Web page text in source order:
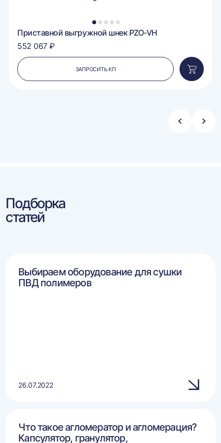
1 2 3 4 5
Приставной выгружной шнек PZO-VH
552 067 ₽
ЗАПРОСИТЬ КП
в
Стрелка
Подборка
статей
Выбираем оборудование для сушки
ПВД полимеров
26.07.2022
Что такое агломератор и агломерация?
Капсулятор, гранулятор,